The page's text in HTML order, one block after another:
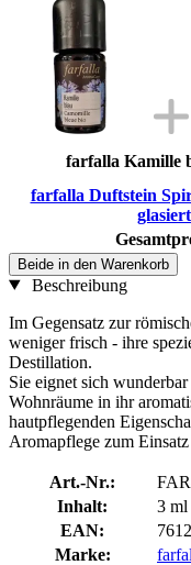
farfalla Kamille
farfalla Duftstein
glasiert
Beide in den Warenkorb
Beschreibung
Im Gegensatz zur
weniger frisch - ihre
Destillation.
Sie eignet sich
Wohnräume in ihr
hautpflegenden
Aromapflege zum
Art.-Nr.:
Inhalt:
3 ml
EAN:
Marke: